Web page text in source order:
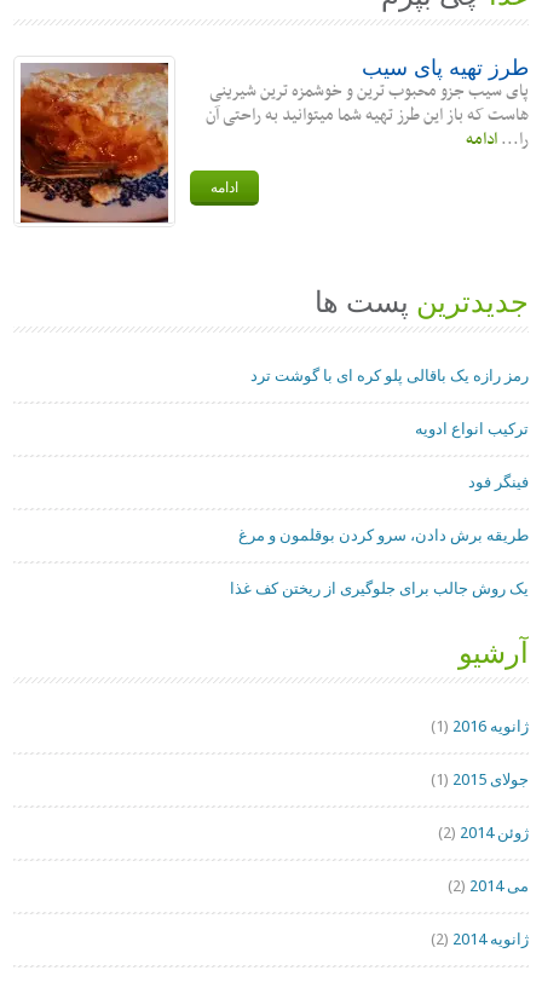
طرز تهیه پای سیب
پای سیب جزو محبوب ترین و خوشمزه ترین شیرینی
هاست که باز این طرز تهیه شما میتوانید به راحتی آن
را...ادامه
ادامه
جدیدترین پست ها
رمز رازه یک باقالی پلو کره ای با گوشت ترد
ترکیب انواع ادویه
فینگر فود
طریقه برش دادن، سرو کردن بوقلمون و مرغ
یک روش جالب برای جلوگیری از ریختن کف غذا
آرشیو
ژانویه 2016 (1)
جولای 2015 (1)
ژوئن 2014 (2)
می 2014 (2)
ژانویه 2014 (2)